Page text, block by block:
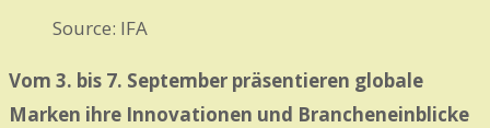
Source: IFA
Vom 3. bis 7. September präsentieren globale
Marken ihre Innovationen und Brancheneinblicke